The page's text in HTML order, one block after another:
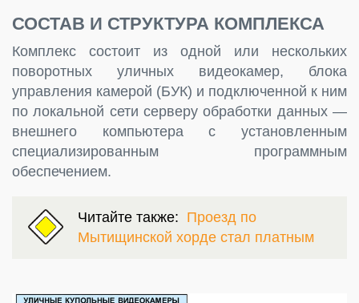
СОСТАВ И СТРУКТУРА КОМПЛЕКСА
Комплекс состоит из одной или нескольких
поворотных уличных видеокамер, блока
управления камерой (БУК) и подключенной к ним
по локальной сети серверу обработки данных —
внешнего компьютера с установленным
специализированным программным
обеспечением.
Читайте также: Проезд по
Мытищинской хорде стал платным